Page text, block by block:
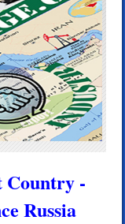
Country -
Russia